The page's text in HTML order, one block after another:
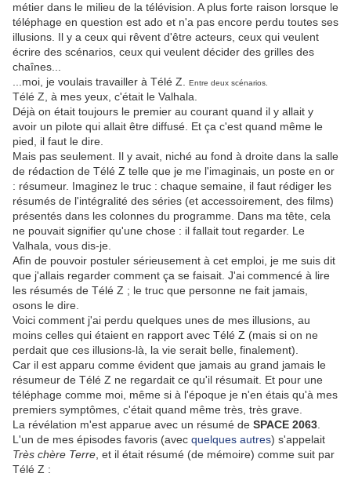
métier dans le milieu de la télévision. A plus forte raison lorsque le
téléphage en question est ado et n'a pas encore perdu toutes ses
illusions. Il y a ceux qui rêvent d'être acteurs, ceux qui veulent
écrire des scénarios, ceux qui veulent décider des grilles des
chaînes...
...moi, je voulais travailler à Télé Z.
Entre deux scénarios.
Télé Z, à mes yeux, c'était le Valhala.
Déjà on était toujours le premier au courant quand il y allait y
avoir un pilote qui allait être diffusé. Et ça c'est quand même le
pied, il faut le dire.
Mais pas seulement. Il y avait, niché au fond à droite dans la salle
de rédaction de Télé Z telle que je me l'imaginais, un poste en or
: résumeur. Imaginez le truc : chaque semaine, il faut rédiger les
résumés de l'intégralité des séries (et accessoirement, des films)
présentés dans les colonnes du programme. Dans ma tête, cela
ne pouvait signifier qu'une chose : il fallait tout regarder. Le
Valhala, vous dis-je.
Afin de pouvoir postuler sérieusement à cet emploi, je me suis dit
que j'allais regarder comment ça se faisait. J'ai commencé à lire
les résumés de Télé Z ; le truc que personne ne fait jamais,
osons le dire.
Voici comment j'ai perdu quelques unes de mes illusions, au
moins celles qui étaient en rapport avec Télé Z (mais si on ne
perdait que ces illusions-là, la vie serait belle, finalement).
Car il est apparu comme évident que jamais au grand jamais le
résumeur de Télé Z ne regardait ce qu'il résumait. Et pour une
téléphage comme moi, même si à l'époque je n'en étais qu'à mes
premiers symptômes, c'était quand même très, très grave.
La révélation m'est apparue avec un résumé de SPACE 2063
L'un de mes épisodes favoris (avec quelques autres) s'appelait
Très chère Terre , et il était résumé (de mémoire) comme suit par
Télé Z :